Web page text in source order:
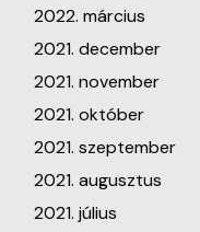
2022. március
2021. december
2021. november
2021. október
2021. szeptember
2021. augusztus
2021. július